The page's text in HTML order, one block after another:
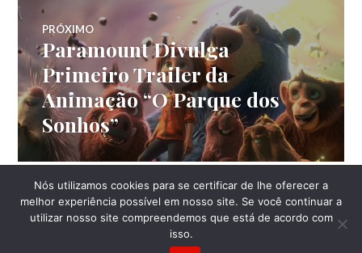
PRÓXIMO
Próximo
post:
Paramount Divulga
Primeiro Trailer da
Animação “O Parque dos
Sonhos”
LATERAL
Nós utilizamos cookies para se certificar de lhe oferecer a
melhor experiência possível em nosso site. Se você continuar a
utilizar nosso site compreendemos que está de acordo com
isso.